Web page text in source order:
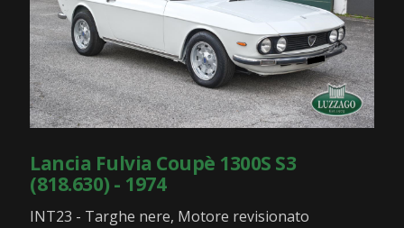
Lancia Fulvia Coupè 1300S S3
(818.630) - 1974
INT23 - Targhe nere, Motore revisionato